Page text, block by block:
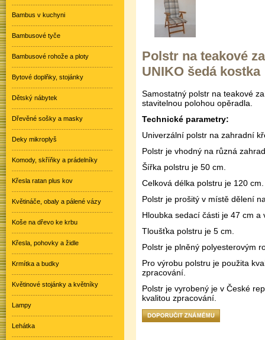
Polstr na teakové
UNIKO šedá kostka
Samostatný polstr na teakové
stavitelnou polohou opěradla.
Technické parametry:
Univerzální polstr na zahradní
Polstr je vhodný na různá
Šířka polstru je 50 cm.
Celková délka polstru je 120 cm.
Polstr je prošitý v místě dělení
Hloubka sedací části je 47 cm
Tloušťka polstru je 5 cm.
Polstr je plněný polyesterovým
Pro výrobu polstru je použita
zpracování.
Polstr je vyrobený je v České
kvalitou zpracování.
Bambus v kuchyni
Bambusové tyče
Bambusové rohože a ploty
Bytové doplňky, stojánky
Dětský nábytek
Dřevěné sošky a masky
Deky mikroplyš
Komody, skříňky a prádelníky
Křesla ratan plus kov
Květináče, obaly a pálené vázy
Koše na dřevo ke krbu
Křesla, pohovky a židle
Krmítka a budky
Květinové stojánky a květníky
Lampy
Lehátka